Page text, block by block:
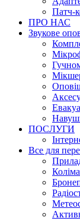
Патч-
ПРО НАС
Звукове
ПОСЛУГИ
Все для